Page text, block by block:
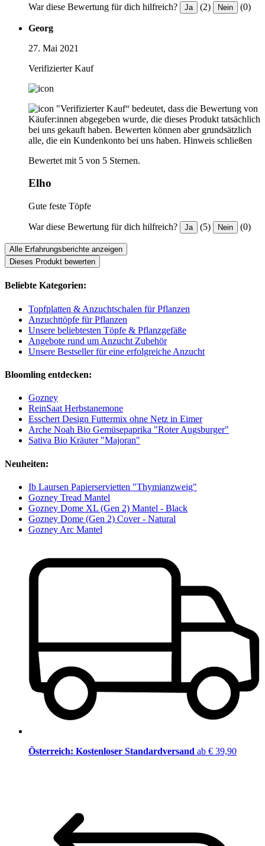
War diese Bewertung für dich hilfreich? Ja (2) Nein (0)
Georg
27. Mai 2021
Verifizierter Kauf
"Verifizierter Kauf“ bedeutet, dass die Bewertung von
Käufer:innen abgegeben wurde, die dieses Produkt tatsächlich
bei uns gekauft haben. Bewerten können aber grundsätzlich
alle, die ein Kundenkonto bei uns haben. Hinweis schließen
Bewertet mit 5 von 5 Sternen.
Elho
Gute feste Töpfe
War diese Bewertung für dich hilfreich? Ja (5) Nein (0)
Alle Erfahrungsberichte anzeigen
Dieses Produkt bewerten
Beliebte Kategorien:
Topfplatten & Anzuchtschalen für Pflanzen
Anzuchttöpfe für Pflanzen
Unsere beliebtesten Töpfe & Pflanzgefäße
Angebote rund um Anzucht Zubehör
Unsere Bestseller für eine erfolgreiche Anzucht
Bloomling entdecken:
Gozney
ReinSaat Herbstanemone
Esschert Design Futtermix ohne Netz in Eimer
Arche Noah Bio Gemüsepaprika "Roter Augsburger"
Sativa Bio Kräuter "Majoran"
Neuheiten:
Ib Laursen Papierservietten "Thymianzweig"
Gozney Tread Mantel
Gozney Dome XL (Gen 2) Mantel - Black
Gozney Dome (Gen 2) Cover - Natural
Gozney Arc Mantel
Österreich: Kostenloser Standardversand ab € 39,90